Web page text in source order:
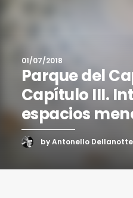
01/07/2018
Parque del
Capítulo III.
espacios
by Antonello Dellanotte